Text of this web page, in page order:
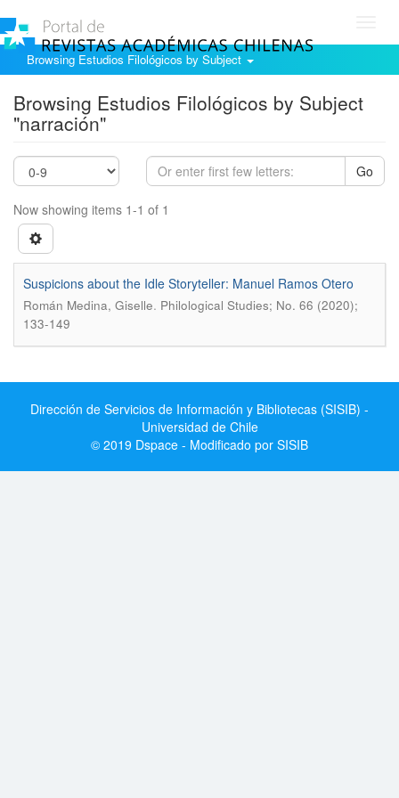
Browsing Estudios Filológicos by Subject
Browsing Estudios Filológicos by Subject
"narración"
Go
Now showing items 1-1 of 1
Suspicions about the Idle Storyteller: Manuel Ramos Otero
Román Medina, Giselle. Philological Studies; No. 66 (2020);
133-149
Dirección de Servicios de Información y Bibliotecas (SISIB) -
Universidad de Chile
© 2019 Dspace - Modificado por SISIB